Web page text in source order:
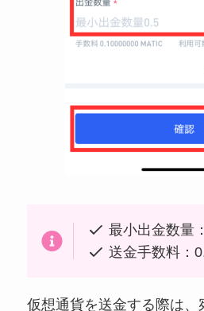
最小出金数量
送金手数料：
仮想通貨を送金する際は、